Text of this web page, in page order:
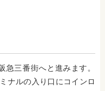
急三番街へと進みます。
ナルの入り口にコインロ